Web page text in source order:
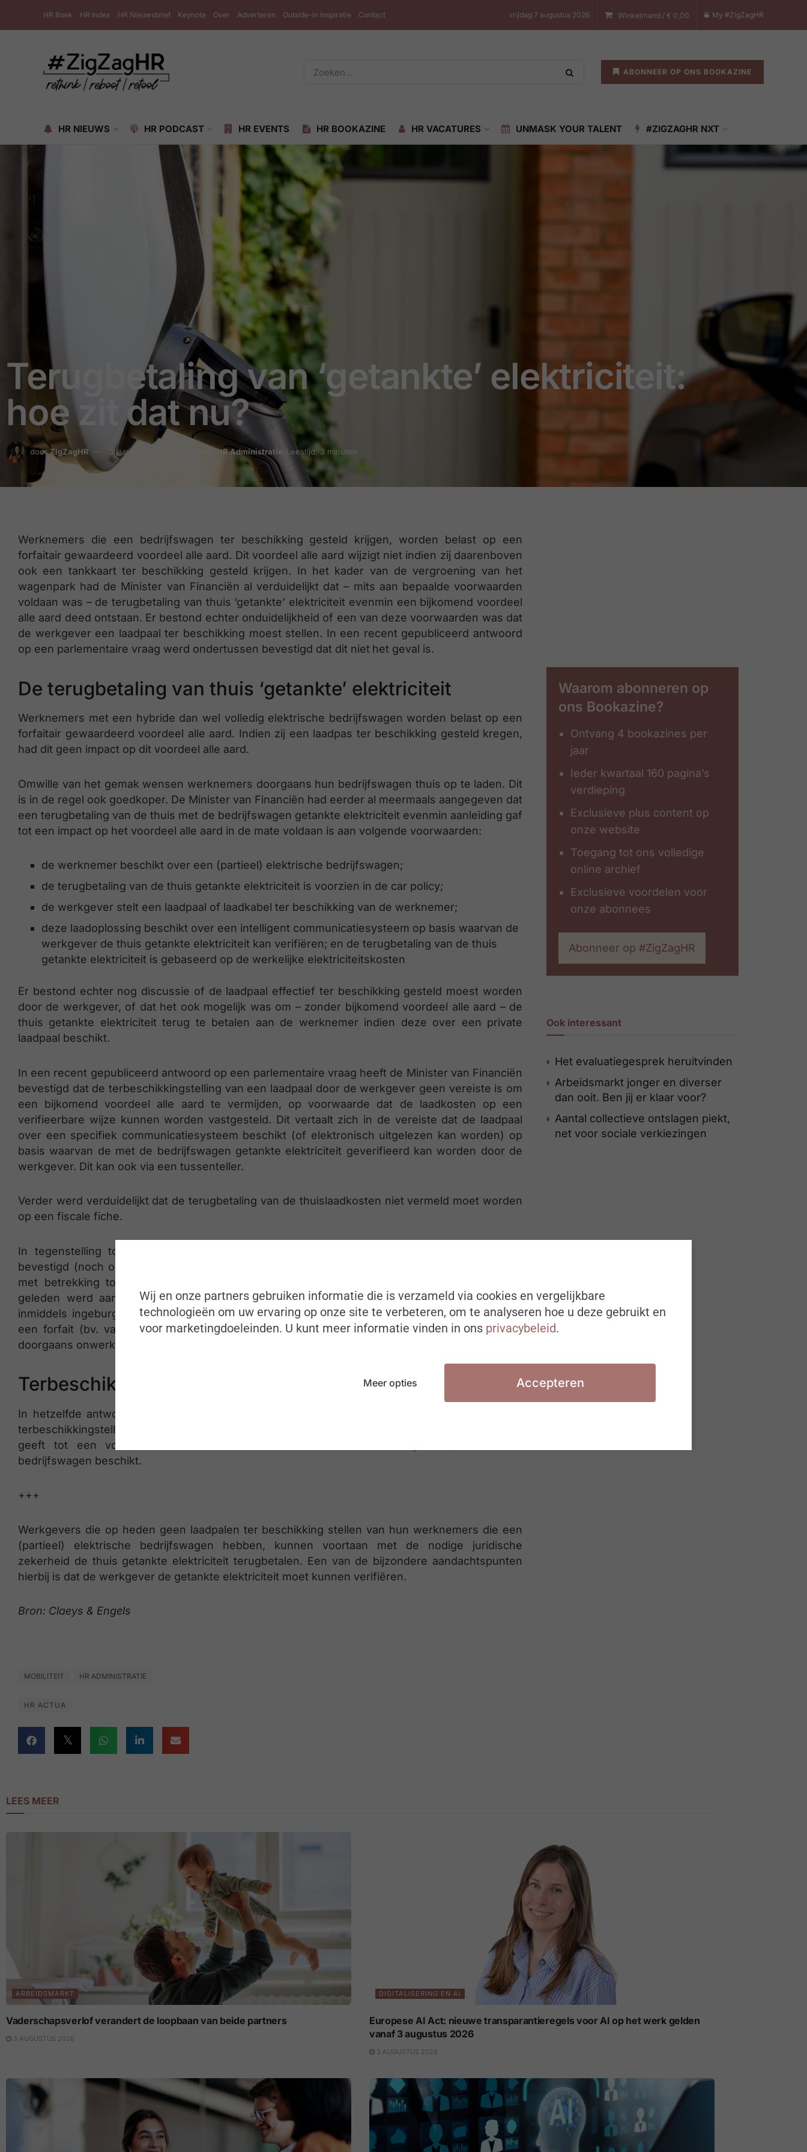
HR Boek HR Index HR Nieuwsbrief Keynote Over Adverteren Outside-in Inspiratie Contact vrijdag 7 augustus 2026 Winkelmand / € 0,00 My #ZigZagHR
ABONNEER OP ONS BOOKAZINE
HR NIEUWS HR PODCAST HR EVENTS HR BOOKAZINE HR VACATURES UNMASK YOUR TALENT #ZIGZAGHR NXT
Terugbetaling van ‘getankte’ elektriciteit:
hoe zit dat nu?
doorZigZagHR 3 jaar geleden ,HR Administratie Leestijd: 3 minuten
Werknemers die een bedrijfswagen ter beschikking gesteld krijgen, worden belast op een
forfaitair gewaardeerd voordeel alle aard. Dit voordeel alle aard wijzigt niet indien zij daarenboven
ook een tankkaart ter beschikking gesteld krijgen. In het kader van de vergroening van het
wagenpark had de Minister van Financiën al verduidelijkt dat – mits aan bepaalde voorwaarden
voldaan was – de terugbetaling van thuis ‘getankte’ elektriciteit evenmin een bijkomend voordeel
alle aard deed ontstaan. Er bestond echter onduidelijkheid of een van deze voorwaarden was dat
de werkgever een laadpaal ter beschikking moest stellen. In een recent gepubliceerd antwoord
op een parlementaire vraag werd ondertussen bevestigd dat dit niet het geval is.
De terugbetaling van thuis ‘getankte’ elektriciteit
Werknemers met een hybride dan wel volledig elektrische bedrijfswagen worden belast op een
forfaitair gewaardeerd voordeel alle aard. Indien zij een laadpas ter beschikking gesteld kregen,
had dit geen impact op dit voordeel alle aard.
Omwille van het gemak wensen werknemers doorgaans hun bedrijfswagen thuis op te laden. Dit
is in de regel ook goedkoper. De Minister van Financiën had eerder al meermaals aangegeven dat
een terugbetaling van de thuis met de bedrijfswagen getankte elektriciteit evenmin aanleiding gaf
tot een impact op het voordeel alle aard in de mate voldaan is aan volgende voorwaarden:
de werknemer beschikt over een (partieel) elektrische bedrijfswagen;
de terugbetaling van de thuis getankte elektriciteit is voorzien in de car policy;
de werkgever stelt een laadpaal of laadkabel ter beschikking van de werknemer;
deze laadoplossing beschikt over een intelligent communicatiesysteem op basis waarvan de
werkgever de thuis getankte elektriciteit kan verifiëren; en de terugbetaling van de thuis
getankte elektriciteit is gebaseerd op de werkelijke elektriciteitskosten
Er bestond echter nog discussie of de laadpaal effectief ter beschikking gesteld moest worden
door de werkgever, of dat het ook mogelijk was om – zonder bijkomend voordeel alle aard – de
thuis getankte elektriciteit terug te betalen aan de werknemer indien deze over een private
laadpaal beschikt.
In een recent gepubliceerd antwoord op een parlementaire vraag heeft de Minister van Financiën
bevestigd dat de terbeschikkingstelling van een laadpaal door de werkgever geen vereiste is om
een bijkomend voordeel alle aard te vermijden, op voorwaarde dat de laadkosten op een
verifieerbare wijze kunnen worden vastgesteld. Dit vertaalt zich in de vereiste dat de laadpaal
over een specifiek communicatiesysteem beschikt (of elektronisch uitgelezen kan worden) op
basis waarvan de met de bedrijfswagen getankte elektriciteit geverifieerd kan worden door de
werkgever. Dit kan ook via een tussenteller.
Verder werd verduidelijkt dat de terugbetaling van de thuislaadkosten niet vermeld moet worden
op een fiscale fiche.
In tegenstelling tot in antwoorden op voorgaande parlementaire vragen wordt echter niet
bevestigd (noch ontkend) dat de fiscale administratie zou werken aan een circulaire, specifiek
met betrekking tot (partieel) elektrische bedrijfswagens. Deze circulaire die al enkele jaren
geleden werd aangekondigd zou echter bijzonder welkom zijn en al zeker indien deze de
inmiddels ingeburgerde marktpraktijk van de vergoeding van de thuislaadkosten op basis van
een forfait (bv. van de CREG) zou valideren. Een andere werkwijze is in de praktijk namelijk
doorgaans onwerkbaar.
Terbeschikkingstelling van een laadpaal
In hetzelfde antwoord op de parlementaire vraag werd overigens nogmaals bevestigd dat de
terbeschikkingstelling van de laadpaal (of alternatieve laadoplossing) zelf evenmin aanleiding
geeft tot een voordeel alle aard indien de werknemer over een (partieel) elektrische
bedrijfswagen beschikt.
+++
Werkgevers die op heden geen laadpalen ter beschikking stellen van hun werknemers die een
(partieel) elektrische bedrijfswagen hebben, kunnen voortaan met de nodige juridische
zekerheid de thuis getankte elektriciteit terugbetalen. Een van de bijzondere aandachtspunten
hierbij is dat de werkgever de getankte elektriciteit moet kunnen verifiëren.
Bron: Claeys & Engels
MOBILITEIT HR ADMINISTRATIE
HR ACTUA
Waarom abonneren op
ons Bookazine?
Ontvang 4 bookazines per
jaar
Ieder kwartaal 160 pagina’s
verdieping
Exclusieve plus content op
onze website
Toegang tot ons volledige
online archief
Exclusieve voordelen voor
onze abonnees
Abonneer op #ZigZagHR
Ook interessant
Het evaluatiegesprek heruitvinden
Arbeidsmarkt jonger en diverser
dan ooit. Ben jij er klaar voor?
Aantal collectieve ontslagen piekt,
net voor sociale verkiezingen
LEES MEER
ARBEIDSMARKT
Vaderschapsverlof verandert de loopbaan van beide partners
3 AUGUSTUS 2026
DIGITALISERING EN AI
Europese AI Act: nieuwe transparantieregels voor AI op het werk gelden
vanaf 3 augustus 2026
3 AUGUSTUS 2026
Wij en onze partners gebruiken informatie die is verzameld via cookies en vergelijkbare
technologieën om uw ervaring op onze site te verbeteren, om te analyseren hoe u deze gebruikt en
voor marketingdoeleinden. U kunt meer informatie vinden in ons privacybeleid.
Meer opties Accepteren